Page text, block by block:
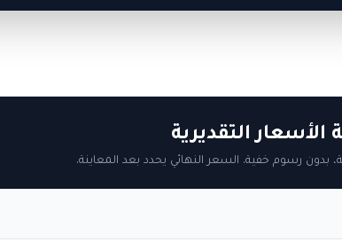
الأسعار التقديرية
بدون رسوم خفية. السعر النهائي يحدد بعد المعاينة.